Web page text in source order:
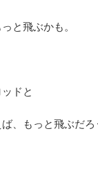
と飛ぶかも。
ドと
、もっと飛ぶだろ